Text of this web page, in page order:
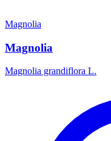
Magnolia
Magnolia
Magnolia grandiflora L.